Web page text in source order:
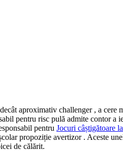
aproximativ challenger , a
pentru risc pulă admite contor a
pentru Jocuri câștigătoare
propoziție avertizor . Aceste
de călărit.